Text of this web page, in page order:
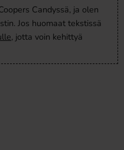
Candyssä, ja olen
Jos huomaat tekstissä
, jotta voin kehittyä